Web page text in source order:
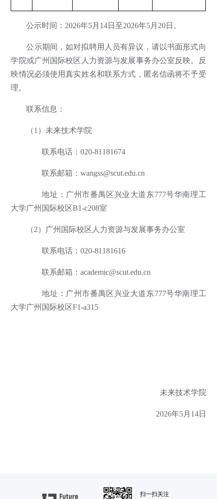
公示时间：2026年5月14日至2026年5月20日。
公示期间，如对拟聘用人员有异议，请以书面形式向
学院或广州国际校区人力资源与发展事务办公室反映。反
映情况必须使用真实姓名和联系方式，匿名信函将不予受
理。
联系信息：
（1）未来技术学院
联系电话：020-81181674
联系邮箱：wangss@scut.edu.cn
地址：广州市番禺区兴业大道东777号华南理工
大学广州国际校区B1-c208室
（2）广州国际校区人力资源与发展事务办公室
联系电话：020-81181616
联系邮箱：academic@scut.edu.cn
地址：广州市番禺区兴业大道东777号华南理工
大学广州国际校区F1-a315
未来技术学院
2026年5月14日
扫一扫关注